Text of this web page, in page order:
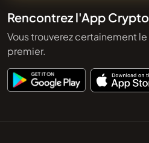
Rencontrez l'App
Vous trouverez certainement
premier.